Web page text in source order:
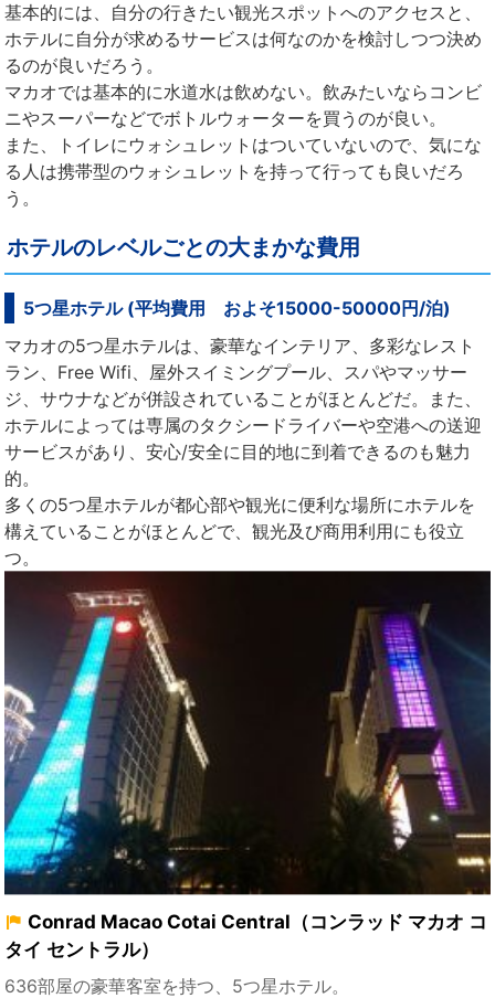
基本的には、自分の行きたい観光スポットへのアクセスと、
ホテルに自分が求めるサービスは何なのかを検討しつつ決め
るのが良いだろう。
マカオでは基本的に水道水は飲めない。飲みたいならコンビ
ニやスーパーなどでボトルウォーターを買うのが良い。
また、トイレにウォシュレットはついていないので、気にな
る人は携帯型のウォシュレットを持って行っても良いだろ
う。
ホテルのレベルごとの大まかな費用
5つ星ホテル (平均費用 およそ15000-50000円/泊)
マカオの5つ星ホテルは、豪華なインテリア、多彩なレスト
ラン、Free Wifi、屋外スイミングプール、スパやマッサー
ジ、サウナなどが併設されていることがほとんどだ。また、
ホテルによっては専属のタクシードライバーや空港への送迎
サービスがあり、安心/安全に目的地に到着できるのも魅力
的。
多くの5つ星ホテルが都心部や観光に便利な場所にホテルを
構えていることがほとんどで、観光及び商用利用にも役立
つ。
Conrad Macao Cotai Central（コンラッド マカオ コ
タイ セントラル）
636部屋の豪華客室を持つ、5つ星ホテル。